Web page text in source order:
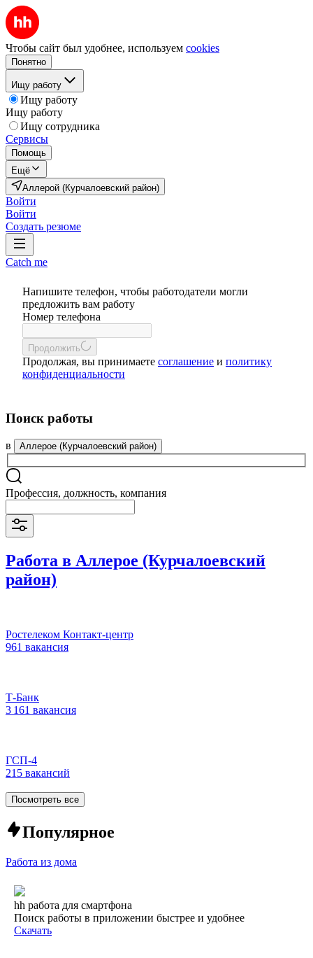
Чтобы сайт был удобнее, используем cookies
Понятно
Ищу работу
Ищу работу
Ищу работу
Ищу сотрудника
Сервисы
Помощь
Ещё
Аллерой (Курчалоевский район)
Войти
Войти
Создать резюме
Catch me
Напишите телефон, чтобы работодатели могли
предложить вам работу
Номер телефона
Продолжить
Продолжая, вы принимаете соглашение и политику
конфиденциальности
Поиск работы
в Аллерое (Курчалоевский район)
Профессия, должность, компания
Работа в Аллерое (Курчалоевский
район)
Ростелеком Контакт-центр
961 вакансия
Т-Банк
3 161 вакансия
ГСП-4
215 вакансий
Посмотреть все
Популярное
Работа из дома
hh работа для смартфона
Поиск работы в приложении быстрее и удобнее
Скачать